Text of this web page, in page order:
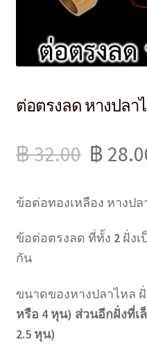
ต่อตรงลด หางปลาไ
฿32.00 ฿
ข้อต่อทองเหลือง หางปล
ข้อต่อตรงลด ที่ทั้ง 2ฝั่งเ
กัน
ขนาดของหางปลาไหล
หรือ 4 หุน) ส่วนอีกฝั่งที่เ
2.5 หุน)